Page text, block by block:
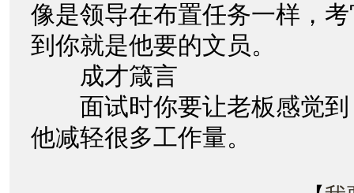
像是领导在布置任务一样，
到你就是他要的文员。
成才箴言
面试时你要让老板感觉到
他减轻很多工作量。